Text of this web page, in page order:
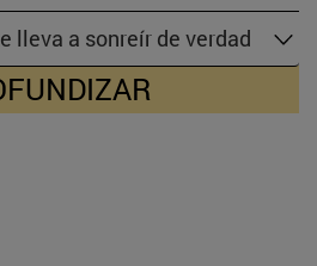
lleva a sonreír de verdad